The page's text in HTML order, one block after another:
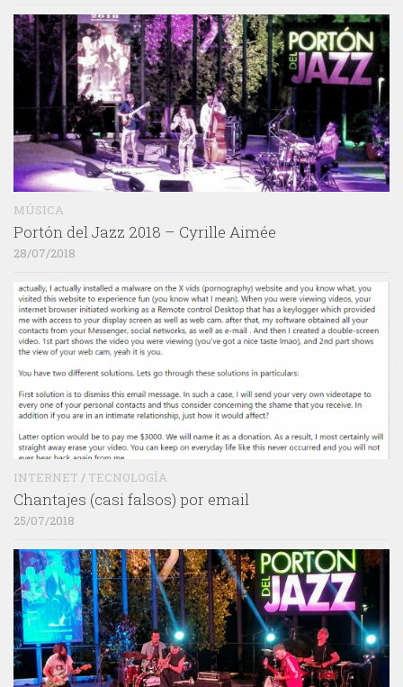
MÚSICA
Portón del Jazz 2018 – Cyrille Aimée
28/07/2018
INTERNET / TECNOLOGÍA
Chantajes (casi falsos) por email
25/07/2018